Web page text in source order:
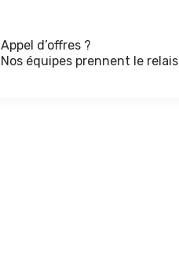
Appel d’offres ?
Nos équipes prennent le relais